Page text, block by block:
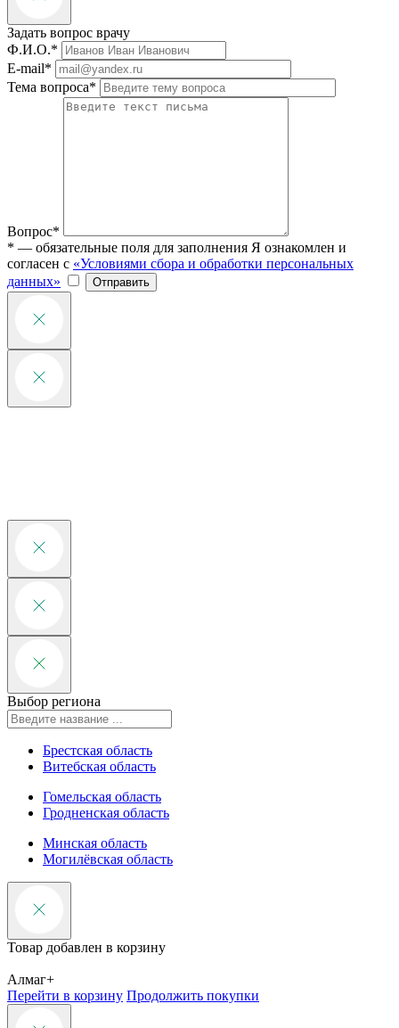
Задать вопрос врачу
Ф.И.О.*
E-mail*
Тема вопроса*
Вопрос*
* — обязательные поля для заполнения Я ознакомлен и
согласен с «Условиями сбора и обработки персональных
данных»
Отправить
Выбор региона
Брестская область
Витебская область
Гомельская область
Гродненская область
Минская область
Могилёвская область
Товар добавлен в корзину
Алмаг+
Перейти в корзину Продолжить покупки